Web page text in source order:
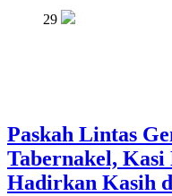
29
Paskah Lintas
Tabernakel,
Hadirkan Kasih